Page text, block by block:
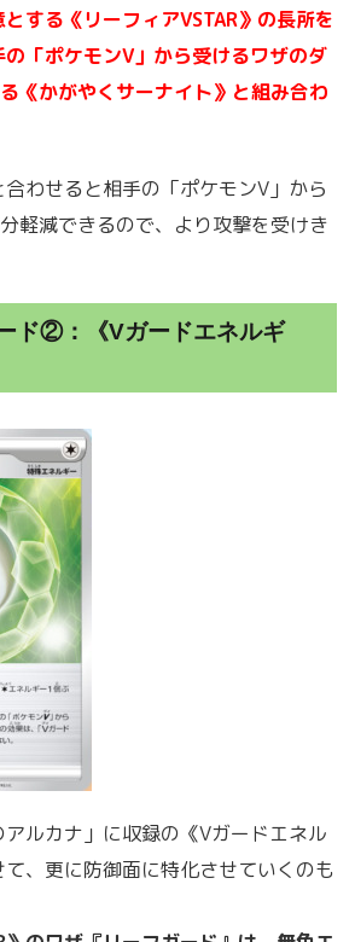
する《リーフィアVSTAR》の長所を
「ポケモンV」から受けるワザのダ
《かがやくサーナイト》と組み合わ
合わせると相手の「ポケモンV」から
軽減できるので、より攻撃を受けき
ド②：《Vガードエネルギ
ルカナ」に収録の《Vガードエネル
、更に防御面に特化させていくのも